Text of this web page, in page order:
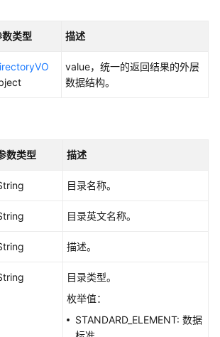
数类型 描述
value，统一的返回结果的外层
数据结构。
数类型 描述
目录名称。
目录英文名称。
描述。
目录类型。
枚举值：
STANDARD_ELEMENT: 数据